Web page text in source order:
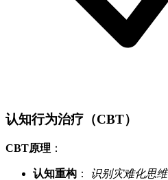
认知行为治疗（CBT）
CBT原理 ：
认知重构 ： 识别灾难化思维